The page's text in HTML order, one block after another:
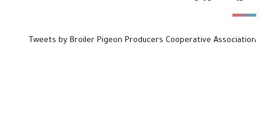
Tweets by Broiler Pigeon Producers Cooperative Association